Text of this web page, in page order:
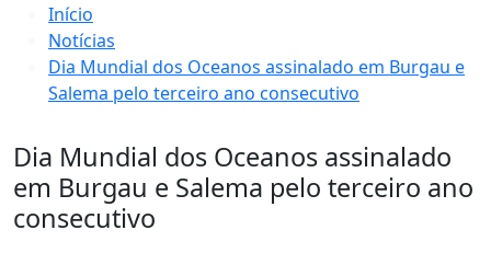
Início
Notícias
Dia Mundial dos Oceanos assinalado em Burgau e
Salema pelo terceiro ano consecutivo
Dia Mundial dos Oceanos assinalado
em Burgau e Salema pelo terceiro ano
consecutivo